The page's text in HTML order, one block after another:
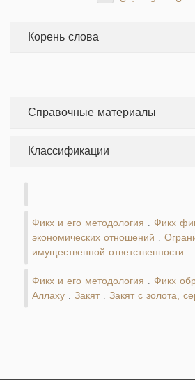
Корень слова
Справочные материалы
Классификации
Фикх и его методология Фикх
экономических отношений
имущественной ответственности
Фикх и его методология Фикх
Аллаху Закят Закят с золота,